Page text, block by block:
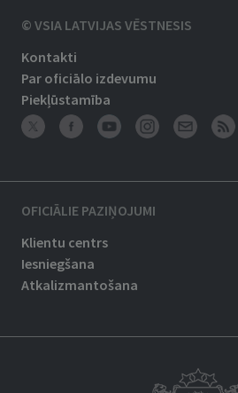
© VSIA LATVIJAS VĒSTNESIS
Kontakti
Par oficiālo izdevumu
Piekļūstamība
OFICIĀLIE PAZIŅOJUMI
Klientu centrs
Iesniegšana
Atkalizmantošana